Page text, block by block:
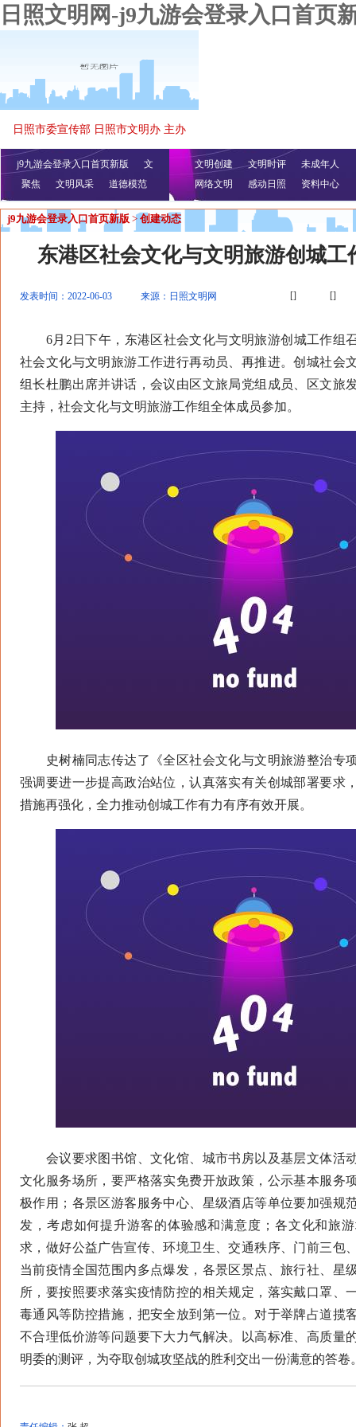
日照文明网-j9九游会登录入口首页
日照市委宣传部 日照市文明办 主办
j9九游会登录入口首页新版
文
明播报
公益视频
聚焦 文明风采 道德模范
文明创建 文明时评
未成年人
网络文明
感动日照 资料中心
j9九游会登录入口首页新版 > 创建动态
东港区社会文化与文明旅游创城工
发表时间：2022-06-03 来源：日照文明网 [] []
6月2日下午，东港区社会文化与文明旅游创城工作组
社会文化与文明旅游工作进行再动员、再推进。创城社会
组长杜鹏出席并讲话，会议由区文旅局党组成员、区文旅
主持，社会文化与文明旅游工作组全体成员参加。
史树楠同志传达了《全区社会文化与文明旅游整治专
强调要进一步提高政治站位，认真落实有关创城部署要求
措施再强化，全力推动创城工作有力有序有效开展。
会议要求图书馆、文化馆、城市书房以及基层文体活
文化服务场所，要严格落实免费开放政策，公示基本服务
极作用；各景区游客服务中心、星级酒店等单位要加强规
发，考虑如何提升游客的体验感和满意度；各文化和旅
求，做好公益广告宣传、环境卫生、交通秩序、门前三包
当前疫情全国范围内多点爆发，各景区景点、旅行社、星
所，要按照要求落实疫情防控的相关规定，落实戴口罩、
毒通风等防控措施，把安全放到第一位。对于举牌占道揽
不合理低价游等问题要下大力气解决。以高标准、高质量
明委的测评，为夺取创城攻坚战的胜利交出一份满意的答卷